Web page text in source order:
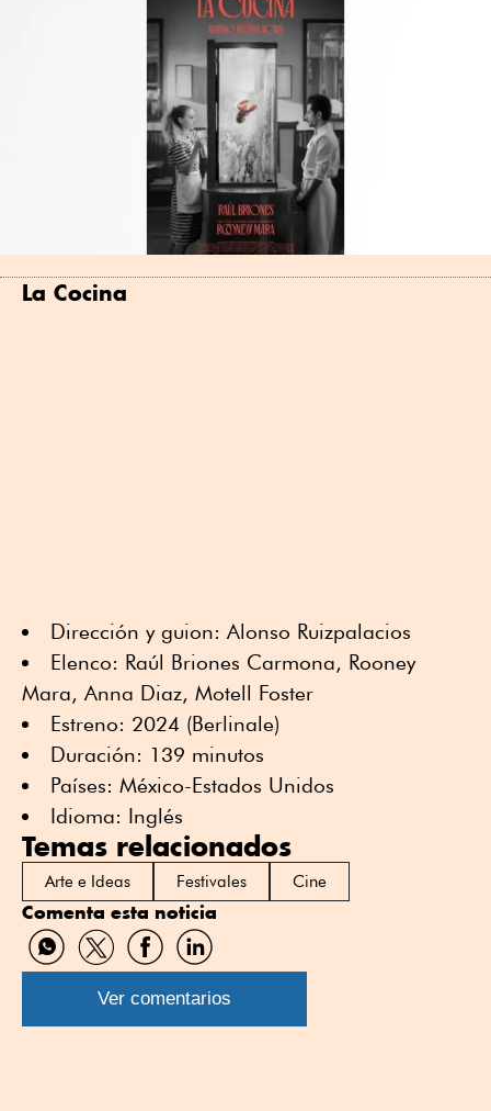
La Cocina
Dirección y guion: Alonso Ruizpalacios
Elenco: Raúl Briones Carmona, Rooney
Mara, Anna Diaz, Motell Foster
Estreno: 2024 (Berlinale)
Duración: 139 minutos
Países: México-Estados Unidos
Idioma: Inglés
Temas relacionados
Arte e Ideas Festivales Cine
Comenta esta noticia
Compartir
por
WhatsApp
Compartir
por
Twitter
Compartir
por
Facebook
Compartir
por
Linkedin
Ver comentarios